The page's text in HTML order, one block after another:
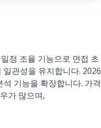
정 조율 기능으로 면접 초
일관성을 유지합니다. 2026
기능을 확장합니다. 가격
가 많으며,